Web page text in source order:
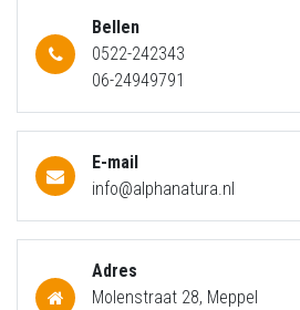
Bellen
0522-242343
06-24949791
E-mail
info@alphanatura.nl
Adres
Molenstraat 28, Meppel